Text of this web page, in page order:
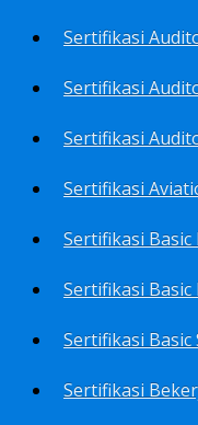
Sertifikasi
Sertifikasi
Sertifikasi Basic
Sertifikasi
Sertifikasi Basic